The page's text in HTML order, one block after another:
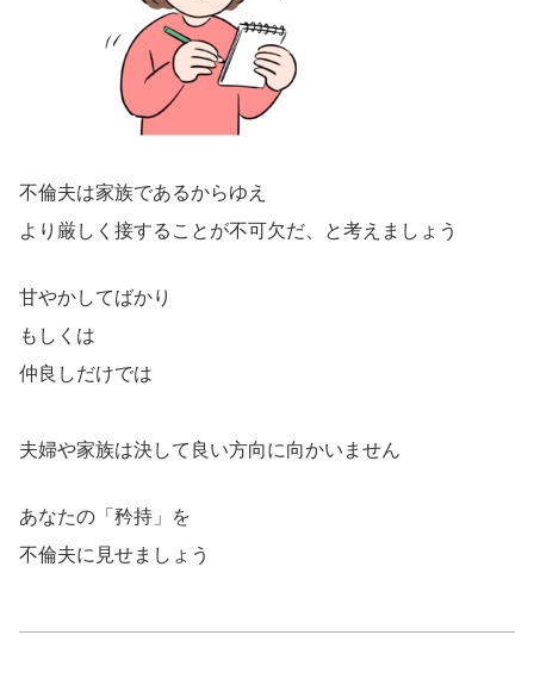
不倫夫は家族であるからゆえ
より厳しく接することが不可欠だ、と考えましょう
甘やかしてばかり
もしくは
仲良しだけでは
夫婦や家族は決して良い方向に向かいません
あなたの「矜持」を
不倫夫に見せましょう